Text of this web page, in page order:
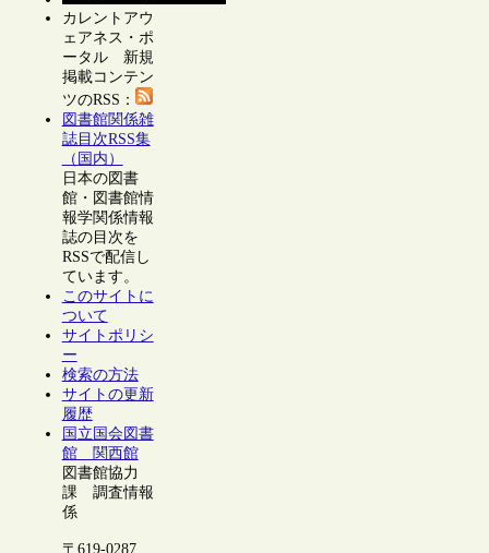
カレントアウ
ェアネス・ポ
ータル 新規
掲載コンテン
ツのRSS：
図書館関係雑
誌目次RSS集
（国内）
日本の図書
館・図書館情
報学関係情報
誌の目次を
RSSで配信し
ています。
このサイトに
ついて
サイトポリシ
ー
検索の方法
サイトの更新
履歴
国立国会図書
館 関西館
図書館協力
課 調査情報
係
〒619-0287